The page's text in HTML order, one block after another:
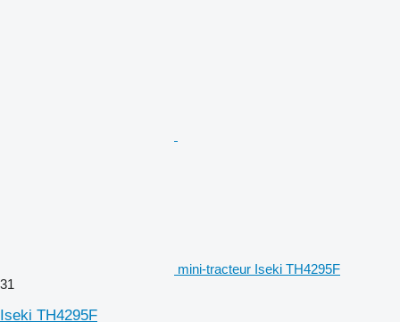
mini-tracteur Iseki TH4295F
31
Iseki TH4295F